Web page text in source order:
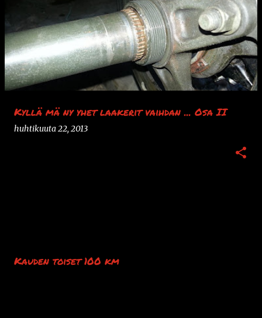
Kyllä mä ny yhet laakerit vaihdan ... Osa II
huhtikuuta 22, 2013
Kauden toiset 100 km